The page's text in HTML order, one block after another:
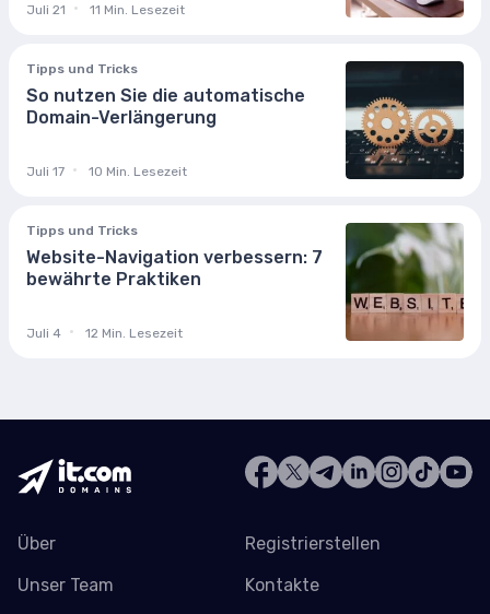
Juli 21 11 Min. Lesezeit
Tipps und Tricks
So nutzen Sie die automatische
Domain-Verlängerung
Juli 17 10 Min. Lesezeit
Tipps und Tricks
Website-Navigation verbessern: 7
bewährte Praktiken
Juli 4 12 Min. Lesezeit
Über
Unser Team
Registrierstellen
Kontakte